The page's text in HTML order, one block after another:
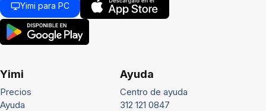
Yimi para PC
Yimi
Precios
Ayuda
Ayuda
Centro de ayuda
312 121 0847